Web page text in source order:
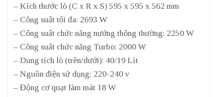
– Kích thước lò (C x R x S) 595 x 595 x 562 mm
– Công suất tối đa: 2693 W
– Công suất chức năng nướng thông thường: 2250 W
– Công suất chức năng Turbo: 2000 W
– Dung tích lò (trên/dưới): 40/19 Lít
– Nguồn điện sử dụng: 220-240 v
– Động cơ quạt làm mát 18 W